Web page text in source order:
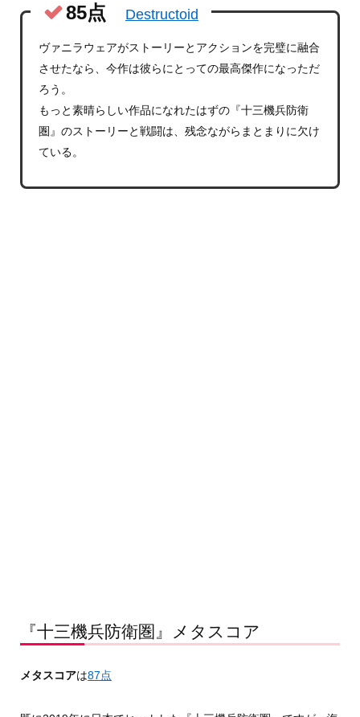
85点 Destructoid
ヴァニラウェアがストーリーとアクションを完璧に融合
させたなら、今作は彼らにとっての最高傑作になっただ
ろう。
もっと素晴らしい作品になれたはずの『十三機兵防衛
圏』のストーリーと戦闘は、残念ながらまとまりに欠け
ている。
『十三機兵防衛圏』メタスコア
メタスコアは87点